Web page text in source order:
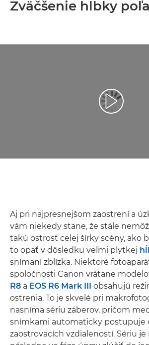
Zväčšenie hĺbky poľa
Prehrať
Aj pri najpresnejšom zaostrení a
vám niekedy stane, že stále
takú ostrosť celej šírky scény, ako
to opäť v dôsledku veľmi plytkej
snímaní zblízka. Niektoré
spoločnosti Canon vrátane
R8 a EOS R6 Mark III obsahujú
ostrenia. To je skvelé pri
nasníma sériu záberov, pričom
snímkami automaticky postupuje
zaostrovacích vzdialeností. Sériu je